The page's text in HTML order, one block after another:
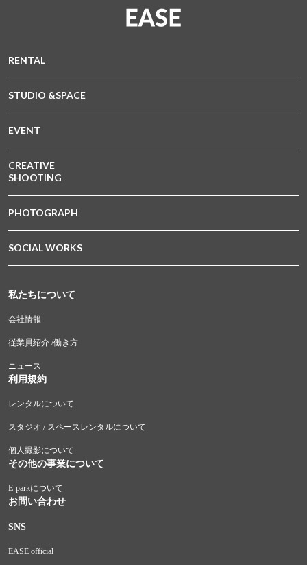
RENTAL
STUDIO &SPACE
EVENT
CREATIVE
SHOOTING
PHOTOGRAPH
SOCIAL WORKS
私たちについて
会社情報
従業員紹介 /働き方
ニュース
利用規約
レンタルについて
スタジオ / スペースレンタルについて
個人撮影について
その他の事業について
E-parkについて
お問い合わせ
SNS
EASE official